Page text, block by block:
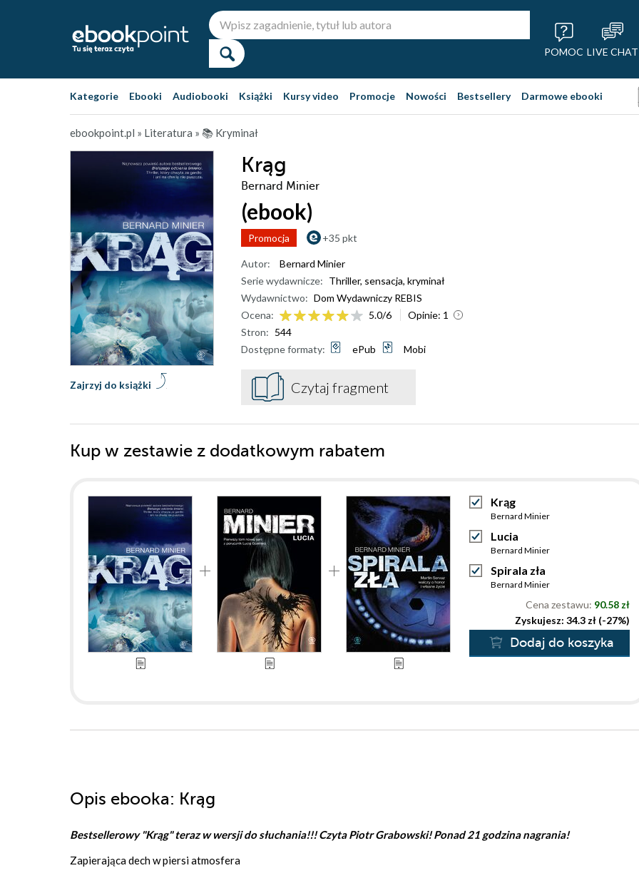
POMOC LIVE CHAT
Kategorie Ebooki Audiobooki Książki Kursy video Promocje Nowości Bestsellery Darmowe ebooki
ebookpoint.pl » Literatura » 📚 Kryminał
Krąg
Bernard Minier
(ebook)
Promocja +35 pkt
Zajrzyj do książki
Autor:
Bernard Minier
Serie wydawnicze: Thriller, sensacja, kryminał
Wydawnictwo: Dom Wydawniczy REBIS
Ocena:
5.0/6 Opinie: 1
Stron: 544
Dostępne formaty:
ePub Mobi
Czytaj fragment
Kup w zestawie z dodatkowym rabatem
Krąg
Bernard Minier
Lucia
Bernard Minier
Spirala zła
Bernard Minier
Cena zestawu: 90.58 zł
Zyskujesz: 34.3 zł (-27%)
Dodaj do koszyka
Opis ebooka: Krąg
Bestsellerowy "Krąg" teraz w wersji do słuchania!!! Czyta Piotr Grabowski! Ponad 21 godzina nagrania!
Zapierająca dech w piersi atmosfera